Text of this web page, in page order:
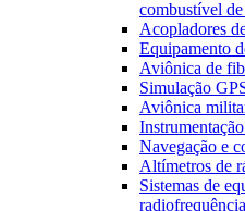
combustível
Acopladores
Equipamento
Aviônica de
Simulação
Aviônica
Navegação e
Altímetros de
Sistemas de